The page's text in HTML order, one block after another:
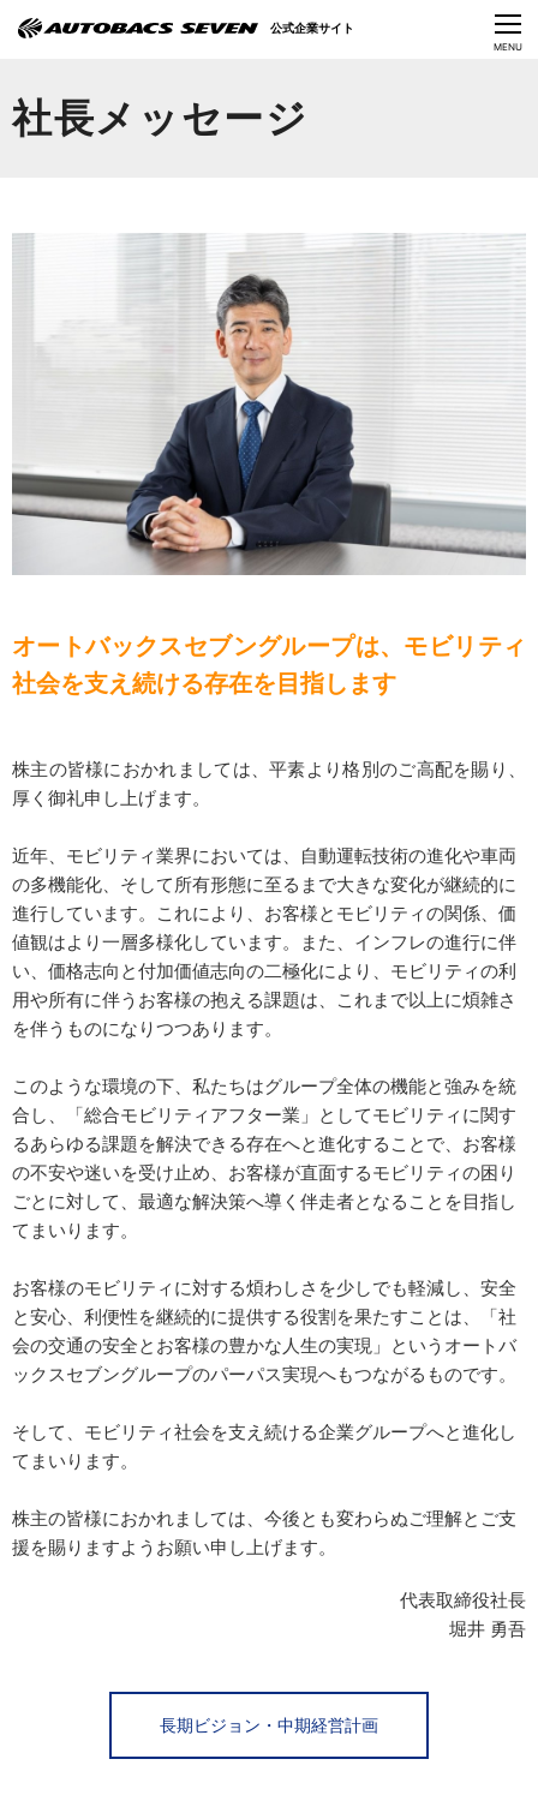
CLOSE
MENU
社長メッセージ
オートバックスセブングループは、モビリティ
社会を支え続ける存在を目指します
株主の皆様におかれましては、平素より格別のご高配を賜り、
厚く御礼申し上げます。
近年、モビリティ業界においては、自動運転技術の進化や車両
の多機能化、そして所有形態に至るまで大きな変化が継続的に
進行しています。これにより、お客様とモビリティの関係、価
値観はより一層多様化しています。また、インフレの進行に伴
い、価格志向と付加価値志向の二極化により、モビリティの利
用や所有に伴うお客様の抱える課題は、これまで以上に煩雑さ
を伴うものになりつつあります。
このような環境の下、私たちはグループ全体の機能と強みを統
合し、「総合モビリティアフター業」としてモビリティに関す
るあらゆる課題を解決できる存在へと進化することで、お客様
の不安や迷いを受け止め、お客様が直面するモビリティの困り
ごとに対して、最適な解決策へ導く伴走者となることを目指し
てまいります。
お客様のモビリティに対する煩わしさを少しでも軽減し、安全
と安心、利便性を継続的に提供する役割を果たすことは、「社
会の交通の安全とお客様の豊かな人生の実現」というオートバ
ックスセブングループのパーパス実現へもつながるものです。
そして、モビリティ社会を支え続ける企業グループへと進化し
てまいります。
株主の皆様におかれましては、今後とも変わらぬご理解とご支
援を賜りますようお願い申し上げます。
代表取締役社長
堀井 勇吾
長期ビジョン・中期経営計画
公式企業サイト
Language